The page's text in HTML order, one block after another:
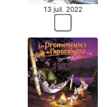
MANGA
13 juil. 2022